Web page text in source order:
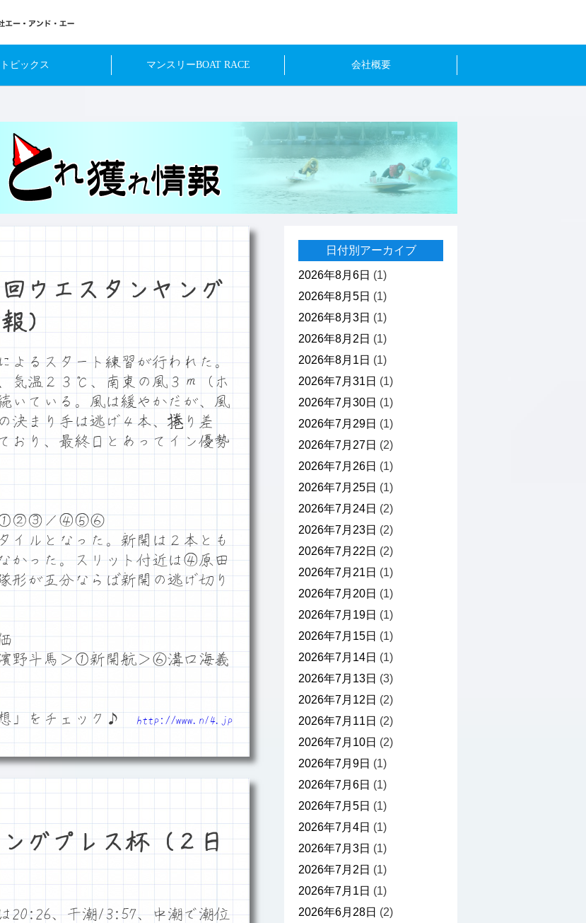
トピックス マンスリーBOAT RACE 会社概要
ウエスタンヤング
）
るスタート練習が行われた。
気温２３℃、南東の風３ｍ（ホ
いている。風は緩やかだが、風
決まり手は逃げ４本、捲り差
おり、最終日とあってイン優勢
①②③／④⑤⑥
ルとなった。新開は２本とも
かった。スリット付近は④原田
が五分ならば新開の逃げ切り
野斗馬＞①新開航＞⑥溝口海義
想」をチェック♪ http://www.n14.jp
グプレス杯（２日
、干潮13:57、中潮で潮位
日付別アーカイブ
2026年8月6日 (1)
2026年8月5日 (1)
2026年8月3日 (1)
2026年8月2日 (1)
2026年8月1日 (1)
2026年7月31日 (1)
2026年7月30日 (1)
2026年7月29日 (1)
2026年7月27日 (2)
2026年7月26日 (1)
2026年7月25日 (1)
2026年7月24日 (2)
2026年7月23日 (2)
2026年7月22日 (2)
2026年7月21日 (1)
2026年7月20日 (1)
2026年7月19日 (1)
2026年7月15日 (1)
2026年7月14日 (1)
2026年7月13日 (3)
2026年7月12日 (2)
2026年7月11日 (2)
2026年7月10日 (2)
2026年7月9日 (1)
2026年7月6日 (1)
2026年7月5日 (1)
2026年7月4日 (1)
2026年7月3日 (1)
2026年7月2日 (1)
2026年7月1日 (1)
2026年6月28日 (2)